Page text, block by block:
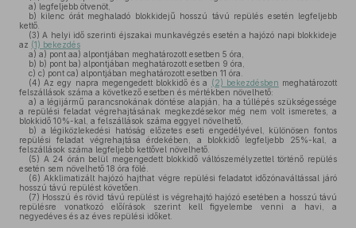
a) legfeljebb ötvenöt,
b) kilenc órát meghaladó blokkidejű hosszú távú repülés esetén legfeljebb
kettő.
(3) A helyi idő szerinti éjszakai munkavégzés esetén a hajózó napi blokkideje
az (1) bekezdés
a) a) pont aa) alpontjában meghatározott esetben 5 óra,
b) b) pont ba) alpontjában meghatározott esetben 9 óra,
c) c) pont ca) alpontjában meghatározott esetben 11 óra.
(4) Az egy napra megengedett blokkidő és a (2) bekezdésben meghatározott
felszállások száma a következő esetben és mértékben növelhető:
a) a légijármű parancsnokának döntése alapján, ha a túllépés szükségessége
a repülési feladat végrehajtásának megkezdésekor még nem volt ismeretes, a
blokkidő 10%-kal, a felszállások száma eggyel növelhető,
b) a légiközlekedési hatóság előzetes eseti engedélyével, különösen fontos
repülési feladat végrehajtása érdekében, a blokkidő legfeljebb 25%-kal, a
felszállások száma legfeljebb kettővel növelhető.
(5) A 24 órán belül megengedett blokkidő váltószemélyzettel történő repülés
esetén sem növelhető 18 óra fölé.
(6) Akklimatizált hajózó hajthat végre repülési feladatot időzónaváltással járó
hosszú távú repülést követően.
(7) Hosszú és rövid távú repülést is végrehajtó hajózó esetében a hosszú távú
repülésre vonatkozó előírások szerint kell figyelembe venni a havi, a
negyedéves és az éves repülési időket.